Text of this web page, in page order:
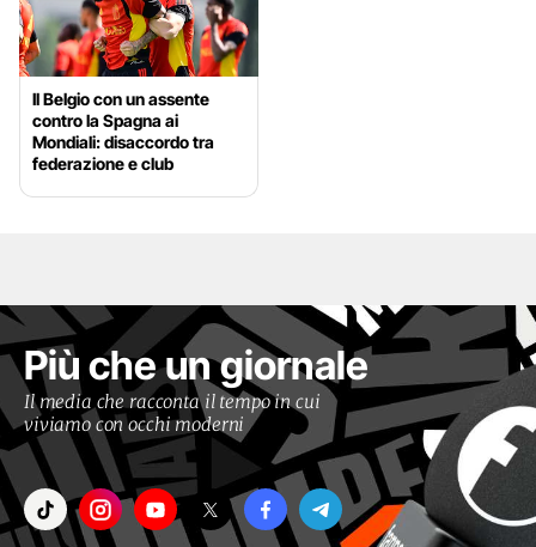
Il Belgio con un assente
contro la Spagna ai
Mondiali: disaccordo tra
federazione e club
Più che un giornale
Il media che racconta il tempo in cui
viviamo con occhi moderni